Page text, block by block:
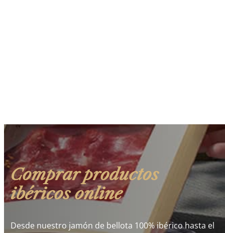
Comprar productos
ibéricos online
Desde nuestro jamón de bellota 100% ibérico hasta el